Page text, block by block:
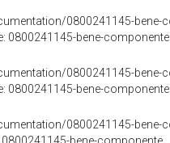
0800241145-bene-componente
0800241145-bene-componente